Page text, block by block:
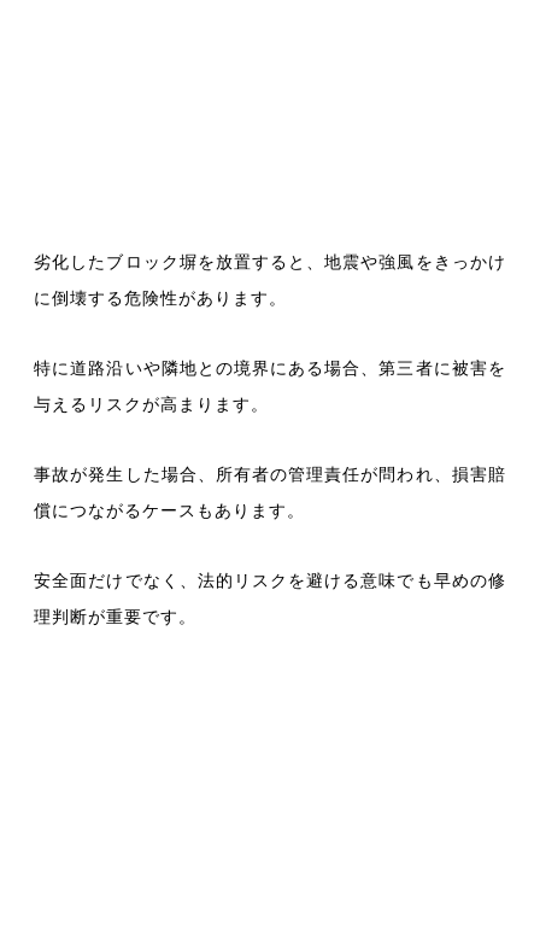
劣化したブロック塀を放置すると、地震や強風をきっかけ
に倒壊する危険性があります。
特に道路沿いや隣地との境界にある場合、第三者に被害を
与えるリスクが高まります。
事故が発生した場合、所有者の管理責任が問われ、損害賠
償につながるケースもあります。
安全面だけでなく、法的リスクを避ける意味でも早めの修
理判断が重要です。